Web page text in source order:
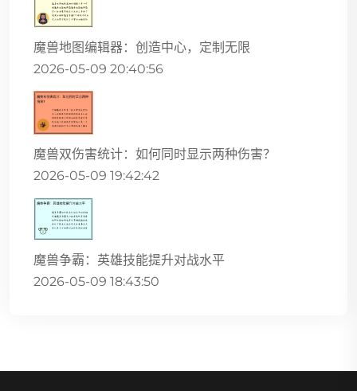
魔兽地图编辑器：创造中心，定制无限
2026-05-09 20:40:56
魔兽双伤害统计：如何同时显示两种伤害？
2026-05-09 19:42:42
魔兽争霸：英雄技能提升对战水平
2026-05-09 18:43:50